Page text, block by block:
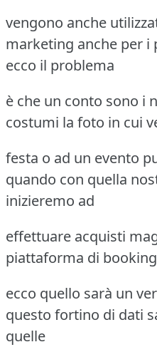
vengono anche
marketing anche per i
ecco il problema
è che un conto sono i
costumi la foto in cui
festa o ad un evento
quando con quella
inizieremo ad
effettuare acquisti
piattaforma di
ecco quello sarà un
questo fortino di dati
quelle